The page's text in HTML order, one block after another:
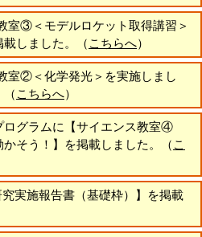
室③＜モデルロケット取得講習＞
しました。
（ こちらへ）
室②＜化学発光＞を実施しまし
（ こちらへ）
グラムに【サイエンス教室④
そう！ 】を掲載しました。（ こ
実施報告書（基礎枠）
】を掲載